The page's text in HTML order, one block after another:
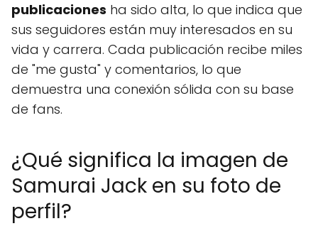
publicaciones ha sido alta, lo que indica que
sus seguidores están muy interesados en su
vida y carrera. Cada publicación recibe miles
de "me gusta" y comentarios, lo que
demuestra una conexión sólida con su base
de fans.
¿Qué significa la imagen de
Samurai Jack en su foto de
perfil?